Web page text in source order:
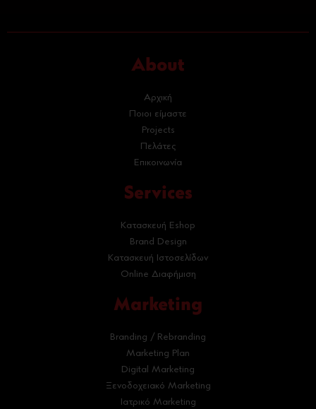
About
Αρχική
Ποιοι είμαστε
Projects
Πελάτες
Επικοινωνία
Services
Κατασκευή Eshop
Brand Design
Κατασκευή Ιστοσελίδων
Online Διαφήμιση
Marketing
Branding / Rebranding
Marketing Plan
Digital Marketing
Ξενοδοχειακό Marketing
Ιατρικό Marketing